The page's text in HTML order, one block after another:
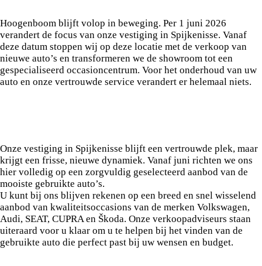
Hoogenboom blijft volop in beweging. Per 1 juni 2026
verandert de focus van onze vestiging in Spijkenisse. Vanaf
deze datum stoppen wij op deze locatie met de verkoop van
nieuwe auto’s en transformeren we de showroom tot een
gespecialiseerd occasioncentrum. Voor het onderhoud van uw
auto en onze vertrouwde service verandert er helemaal niets.
Onze vestiging in Spijkenisse blijft een vertrouwde plek, maar
krijgt een frisse, nieuwe dynamiek. Vanaf juni richten we ons
hier volledig op een zorgvuldig geselecteerd aanbod van de
mooiste gebruikte auto’s.
U kunt bij ons blijven rekenen op een breed en snel wisselend
aanbod van kwaliteitsoccasions van de merken Volkswagen,
Audi, SEAT, CUPRA en Škoda. Onze verkoopadviseurs staan
uiteraard voor u klaar om u te helpen bij het vinden van de
gebruikte auto die perfect past bij uw wensen en budget.